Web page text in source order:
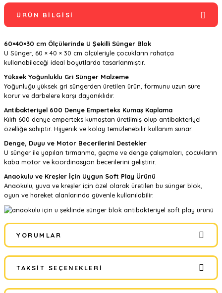
ÜRÜN BILGISI
60×40×30 cm Ölçülerinde U Şekilli Sünger Blok
U Sünger, 60 × 40 × 30 cm ölçüleriyle çocukların rahatça
kullanabileceği ideal boyutlarda tasarlanmıştır.
Yüksek Yoğunluklu Gri Sünger Malzeme
Yoğunluğu yüksek gri süngerden üretilen ürün, formunu uzun süre
korur ve darbelere karşı dayanıklıdır.
Antibakteriyel 600 Denye Emperteks Kumaş Kaplama
Kılıfı 600 denye emperteks kumaştan üretilmiş olup antibakteriyel
özelliğe sahiptir. Hijyenik ve kolay temizlenebilir kullanım sunar.
Denge, Duyu ve Motor Becerilerini Destekler
U sünger ile yapılan tırmanma, geçme ve denge çalışmaları, çocukların
kaba motor ve koordinasyon becerilerini geliştirir.
Anaokulu ve Kreşler İçin Uygun Soft Play Ürünü
Anaokulu, yuva ve kreşler için özel olarak üretilen bu sünger blok,
oyun ve hareket alanlarında güvenle kullanılabilir.
YORUMLAR
Bu ürüne ilk yorumu siz yapın!
TAKSIT SEÇENEKLERI